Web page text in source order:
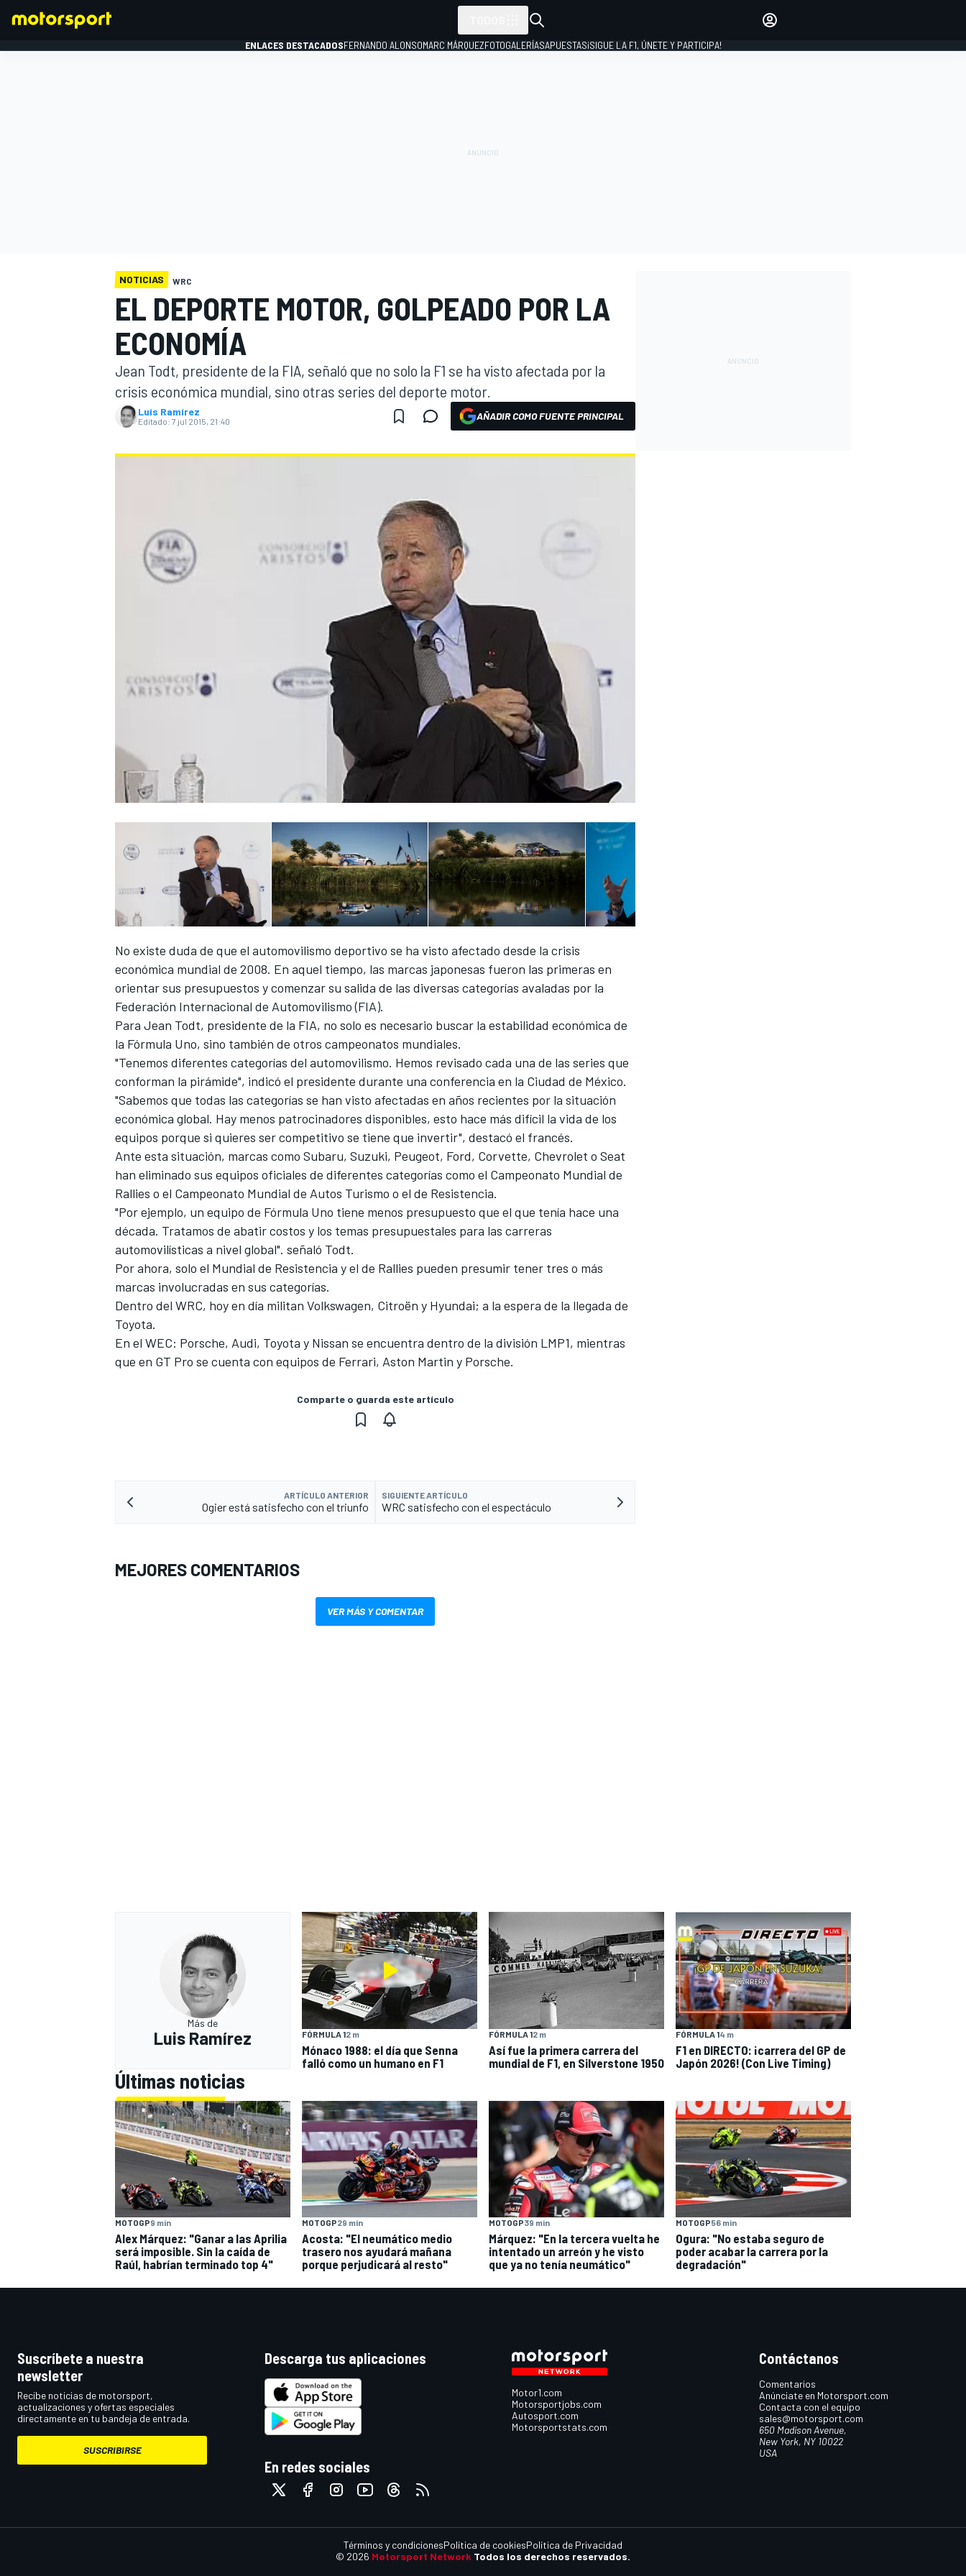
ENLACES DESTACADOSFERNANDO ALONSOMARC MÁRQUEZFOTOGALERÍASAPUESTAS¡SIGUE LA F1, ÚNETE Y PARTICIPA!
NOTICIAS WRC
EL DEPORTE MOTOR, GOLPEADO POR LA
ECONOMÍA
Jean Todt, presidente de la FIA, señaló que no solo la F1 se ha visto afectada por la
crisis económica mundial, sino otras series del deporte motor.
Luis Ramírez
Editado: 7 jul 2015, 21:40 AÑADIR COMO FUENTE PRINCIPAL
No existe duda de que el automovilismo deportivo se ha visto afectado desde la crisis
económica mundial de 2008. En aquel tiempo, las marcas japonesas fueron las primeras en
orientar sus presupuestos y comenzar su salida de las diversas categorías avaladas por la
Federación Internacional de Automovilismo (FIA).
Para Jean Todt, presidente de la FIA, no solo es necesario buscar la estabilidad económica de
la Fórmula Uno, sino también de otros campeonatos mundiales.
"Tenemos diferentes categorías del automovilismo. Hemos revisado cada una de las series que
conforman la pirámide", indicó el presidente durante una conferencia en la Ciudad de México.
"Sabemos que todas las categorías se han visto afectadas en años recientes por la situación
económica global. Hay menos patrocinadores disponibles, esto hace más difícil la vida de los
equipos porque si quieres ser competitivo se tiene que invertir", destacó el francés.
Ante esta situación, marcas como Subaru, Suzuki, Peugeot, Ford, Corvette, Chevrolet o Seat
han eliminado sus equipos oficiales de diferentes categorías como el Campeonato Mundial de
Rallies o el Campeonato Mundial de Autos Turismo o el de Resistencia.
"Por ejemplo, un equipo de Fórmula Uno tiene menos presupuesto que el que tenía hace una
década. Tratamos de abatir costos y los temas presupuestales para las carreras
automovilísticas a nivel global". señaló Todt.
Por ahora, solo el Mundial de Resistencia y el de Rallies pueden presumir tener tres o más
marcas involucradas en sus categorías.
Dentro del WRC, hoy en día militan Volkswagen, Citroën y Hyundai; a la espera de la llegada de
Toyota.
En el WEC: Porsche, Audi, Toyota y Nissan se encuentra dentro de la división LMP1, mientras
que en GT Pro se cuenta con equipos de Ferrari, Aston Martin y Porsche.
Comparte o guarda este artículo
ARTÍCULO ANTERIOR
Ogier está satisfecho con el triunfo
SIGUIENTE ARTÍCULO
WRC satisfecho con el espectáculo
MEJORES COMENTARIOS
VER MÁS Y COMENTAR
Más de
Luis Ramírez FÓRMULA 12 m
Mónaco 1988: el día que Senna
falló como un humano en F1
FÓRMULA 12 m
Así fue la primera carrera del
mundial de F1, en Silverstone 1950
FÓRMULA 14 m
F1 en DIRECTO: ¡carrera del GP de
Japón 2026! (Con Live Timing)
Últimas noticias
MOTOGP9 min
Alex Márquez: "Ganar a las Aprilia
será imposible. Sin la caída de
Raúl, habrían terminado top 4"
MOTOGP29 min
Acosta: "El neumático medio
trasero nos ayudará mañana
porque perjudicará al resto"
MOTOGP39 min
Márquez: "En la tercera vuelta he
intentado un arreón y he visto
que ya no tenía neumático"
MOTOGP56 min
Ogura: "No estaba seguro de
poder acabar la carrera por la
degradación"
Suscríbete a nuestra
newsletter
Recibe noticias de motorsport,
actualizaciones y ofertas especiales
directamente en tu bandeja de entrada.
SUSCRIBIRSE
Descarga tus aplicaciones
En redes sociales
Motor1.com
Motorsportjobs.com
Autosport.com
Motorsportstats.com
Contáctanos
Comentarios
Anúnciate en Motorsport.com
Contacta con el equipo
sales@motorsport.com
650 Madison Avenue,
New York, NY 10022
USA
© 2026 Motorsport Network Todos los derechos reservados.
Términos y condicionesPolítica de cookiesPolítica de Privacidad